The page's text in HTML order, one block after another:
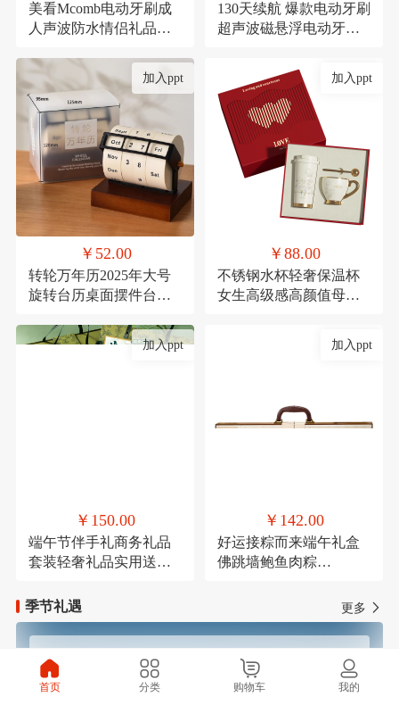
首页 分类 购物车 我的
美看Mcomb电动牙刷成
人声波防水情侣礼品科
130天续航 爆款电动牙刷
超声波磁悬浮电动牙刷
加入ppt
￥52.00
转轮万年历2025年大号
旋转台历桌面摆件台历
加入ppt
￥88.00
不锈钢水杯轻奢保温杯
女生高级感高颜值母亲
加入ppt
￥150.00
端午节伴手礼商务礼品
套装轻奢礼品实用送客
品定制logo
加入ppt
￥142.00
好运接粽而来端午礼盒
佛跳墙鲍鱼肉粽
腿肉粽120g*1，鲜肉粽
120g*1，高汤蛋黄鲜肉
粽120g*1，玫瑰豆沙粽
120g*1，芋泥紫薯粽
120g*1，咸鸭蛋
季节礼遇 更多
春季焕新 夏季清凉